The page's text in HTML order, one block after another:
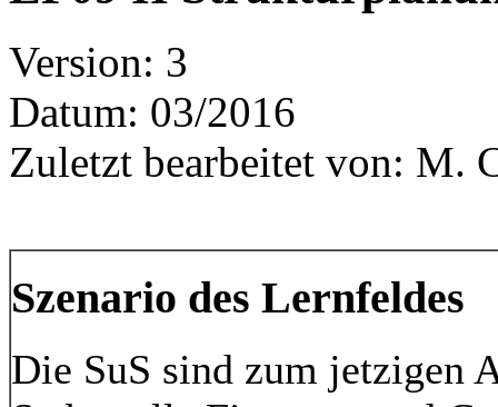
Version: 3
Datum: 03/2016
Zuletzt bearbeitet von: M.
Szenario des Lernfeldes
Die SuS sind zum jetzigen